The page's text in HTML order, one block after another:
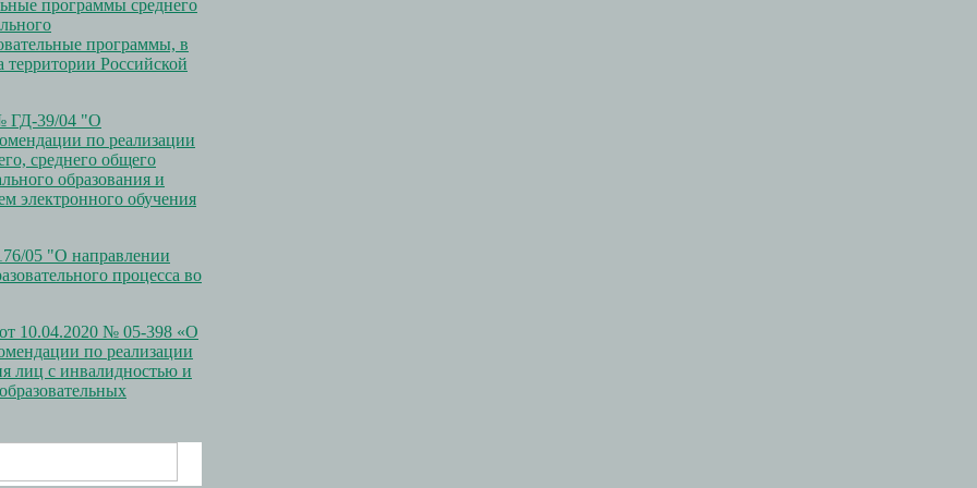
программы среднего
программы, в
Российской
ГД-39/04 "О
по реализации
среднего общего
образования и
электронного обучения
05 "О направлении
процесса во
10.04.2020 № 05-398 «О
по реализации
лиц с инвалидностью и